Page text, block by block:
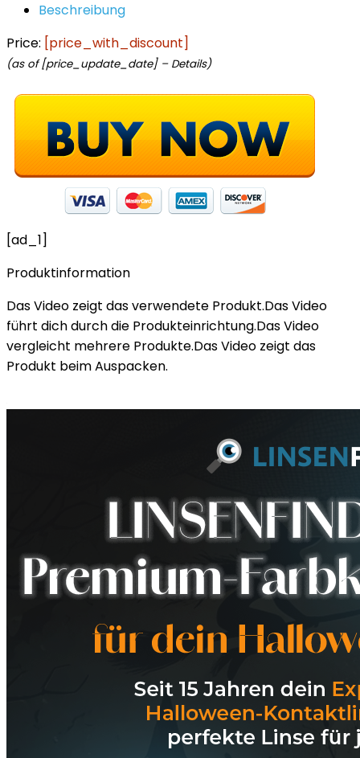
Beschreibung
Price: [price_with_discount]
(as of [price_update_date] – Details)
[ad_1]
Produktinformation
Das Video zeigt das verwendete Produkt.Das Video
führt dich durch die Produkteinrichtung.Das Video
vergleicht mehrere Produkte.Das Video zeigt das
Produkt beim Auspacken.